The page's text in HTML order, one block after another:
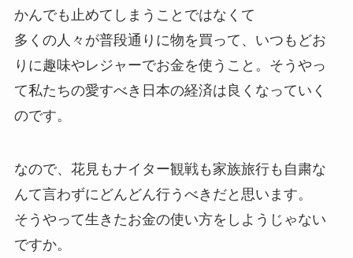
かんでも止めてしまうことではなくて
多くの人々が普段通りに物を買って、いつもどお
りに趣味やレジャーでお金を使うこと。そうやっ
て私たちの愛すべき日本の経済は良くなっていく
のです。
なので、花見もナイター観戦も家族旅行も自粛な
んて言わずにどんどん行うべきだと思います。
そうやって生きたお金の使い方をしようじゃない
ですか。